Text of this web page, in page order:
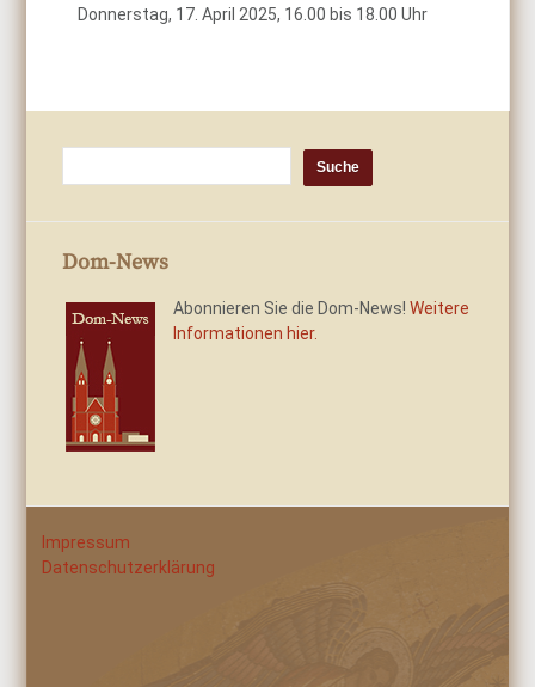
Donnerstag, 17. April 2025, 16.00 bis 18.00 Uhr
Dom-News
Abonnieren Sie die Dom-News!Weitere
Informationen hier.
Impressum
Datenschutzerklärung